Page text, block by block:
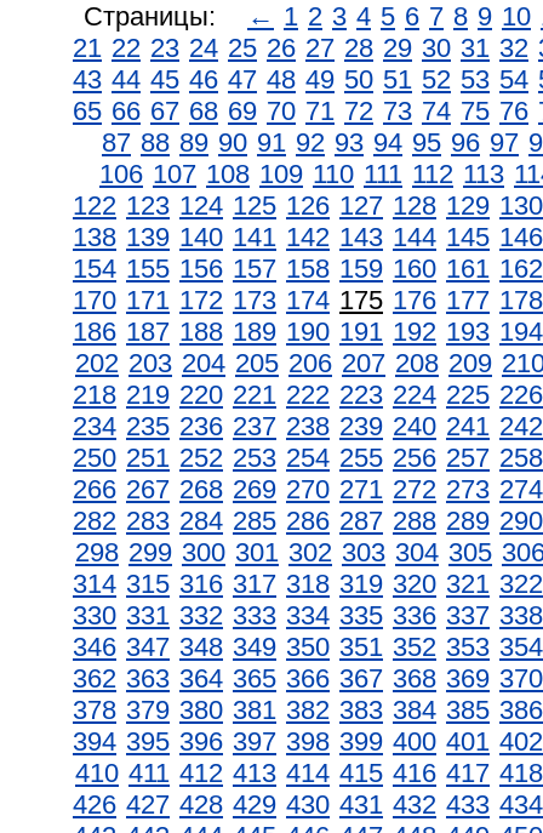
Страницы: ← 1 2 3 4 5 6 7 8 9 10
21 22 23 24 25 26 27 28 29 30 31 32
43 44 45 46 47 48 49 50 51 52 53 54
65 66 67 68 69 70 71 72 73 74 75 76
87 88 89 90 91 92 93 94 95 96 97
106 107 108 109 110 111 112 113
122 123 124 125 126 127 128 129 130
138 139 140 141 142 143 144 145 146
154 155 156 157 158 159 160 161 162
170 171 172 173 174 175 176 177 178
186 187 188 189 190 191 192 193 194
202 203 204 205 206 207 208 209
218 219 220 221 222 223 224 225 226
234 235 236 237 238 239 240 241 242
250 251 252 253 254 255 256 257 258
266 267 268 269 270 271 272 273 274
282 283 284 285 286 287 288 289 290
298 299 300 301 302 303 304 305
314 315 316 317 318 319 320 321 322
330 331 332 333 334 335 336 337 338
346 347 348 349 350 351 352 353 354
362 363 364 365 366 367 368 369 370
378 379 380 381 382 383 384 385 386
394 395 396 397 398 399 400 401 402
410 411 412 413 414 415 416 417 418
426 427 428 429 430 431 432 433 434